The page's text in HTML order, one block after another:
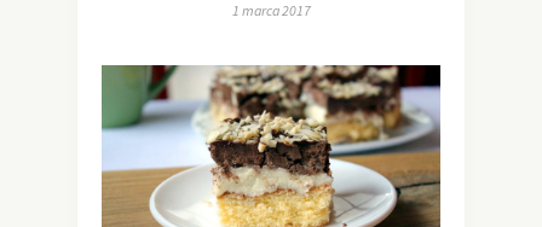
1 marca 2017